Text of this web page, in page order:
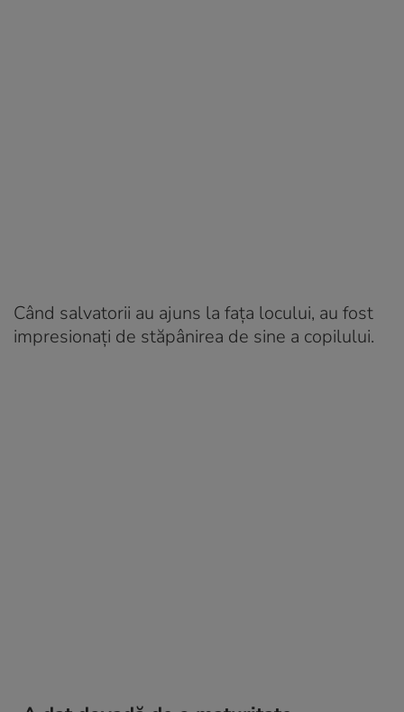
Când salvatorii au ajuns la fața locului, au fost
impresionați de stăpânirea de sine a copilului.